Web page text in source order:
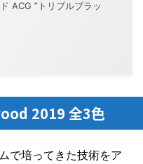
ACG ”トリプルブラッ
2019 全3色
で培ってきた技術をア